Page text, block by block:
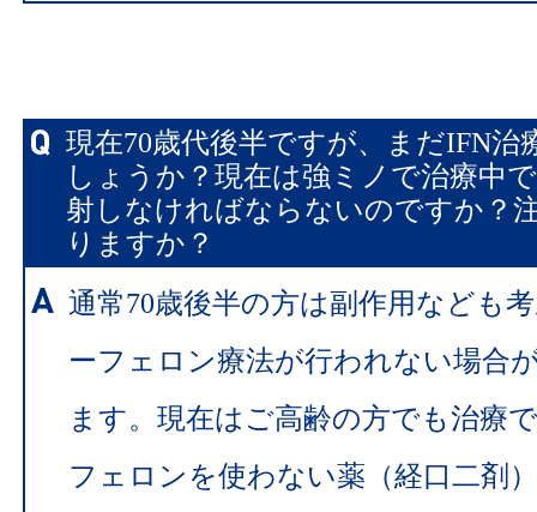
現在70歳代後半ですが、まだIFN治
しょうか？現在は強ミノで治療中
射しなければならないのですか？
りますか？
通常70歳後半の方は副作用なども
ーフェロン療法が行われない場合
ます。現在はご高齢の方でも治療
フェロンを使わない薬（経口二剤